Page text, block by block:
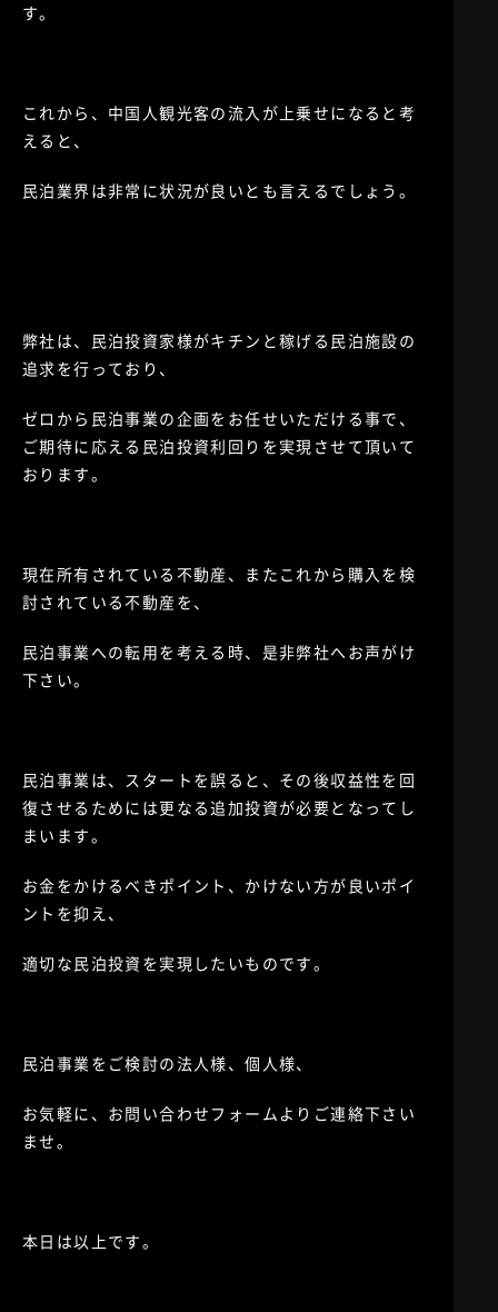
す。
これから、中国人観光客の流入が上乗せになると考
えると、
民泊業界は非常に状況が良いとも言えるでしょう。
弊社は、民泊投資家様がキチンと稼げる民泊施設の
追求を行っており、
ゼロから民泊事業の企画をお任せいただける事で、
ご期待に応える民泊投資利回りを実現させて頂いて
おります。
現在所有されている不動産、またこれから購入を検
討されている不動産を、
民泊事業への転用を考える時、是非弊社へお声がけ
下さい。
民泊事業は、スタートを誤ると、その後収益性を回
復させるためには更なる追加投資が必要となってし
まいます。
お金をかけるべきポイント、かけない方が良いポイ
ントを抑え、
適切な民泊投資を実現したいものです。
民泊事業をご検討の法人様、個人様、
お気軽に、お問い合わせフォームよりご連絡下さい
ませ。
本日は以上です。